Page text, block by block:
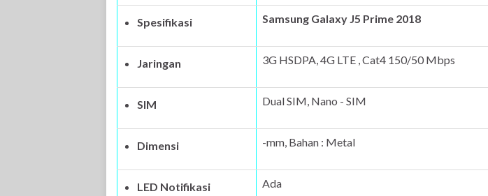
Spesifikasi Samsung Galaxy J5 Prime 2018
Jaringan 3G HSDPA, 4G LTE , Cat4 150/50 Mbps
SIM Dual SIM, Nano - SIM
Dimensi -mm, Bahan : Metal
LED Notifikasi Ada